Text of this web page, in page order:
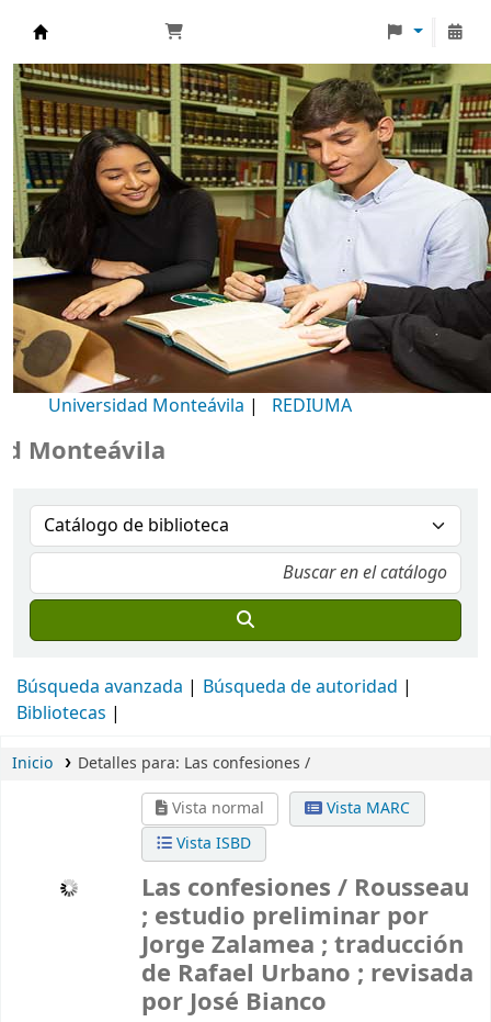
Biblioteca Universidad Monteávila
Universidad Monteávila | REDIUMA
Búsqueda avanzada
Búsqueda de autoridad
Bibliotecas
Inicio Detalles para: Las confesiones /
Vista normal
Vista MARC
Vista ISBD
Las confesiones / Rousseau
; estudio preliminar por
Jorge Zalamea ; traducción
de Rafael Urbano ; revisada
por José Bianco